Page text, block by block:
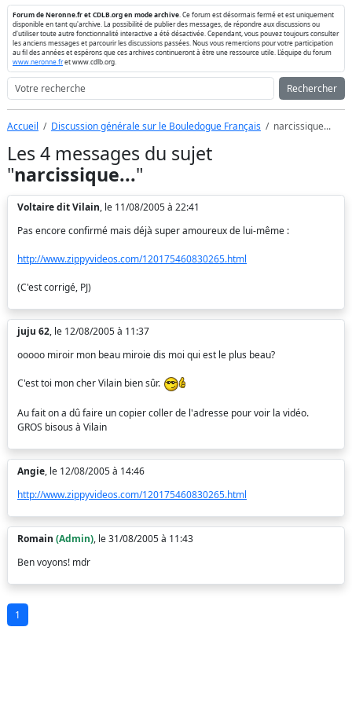
Forum de Neronne.fr et CDLB.org en mode archive . Ce forum est désormais fermé et est uniquement
disponible en tant qu'archive. La possibilité de publier des messages, de répondre aux discussions ou
d'utiliser toute autre fonctionnalité interactive a été désactivée. Cependant, vous pouvez toujours consulter
les anciens messages et parcourir les discussions passées. Nous vous remercions pour votre participation
au fil des années et espérons que ces archives continueront à être une ressource utile. L'équipe du forum
www.neronne.fret www.cdlb.org.
Rechercher
Accueil Discussion générale sur le Bouledogue Français narcissique...
Les 4 messages du sujet
"narcissique..."
Voltaire dit Vilain, le 11/08/2005 à 22:41
Pas encore confirmé mais déjà super amoureux de lui-même :
http://www.zippyvideos.com/120175460830265.html
(C'est corrigé, PJ)
juju 62, le 12/08/2005 à 11:37
ooooo miroir mon beau miroie dis moi qui est le plus beau?
C'est toi mon cher Vilain bien sûr.
Au fait on a dû faire un copier coller de l'adresse pour voir la vidéo.
GROS bisous à Vilain
Angie, le 12/08/2005 à 14:46
http://www.zippyvideos.com/120175460830265.html
Romain (Admin), le 31/08/2005 à 11:43
Ben voyons! mdr
1